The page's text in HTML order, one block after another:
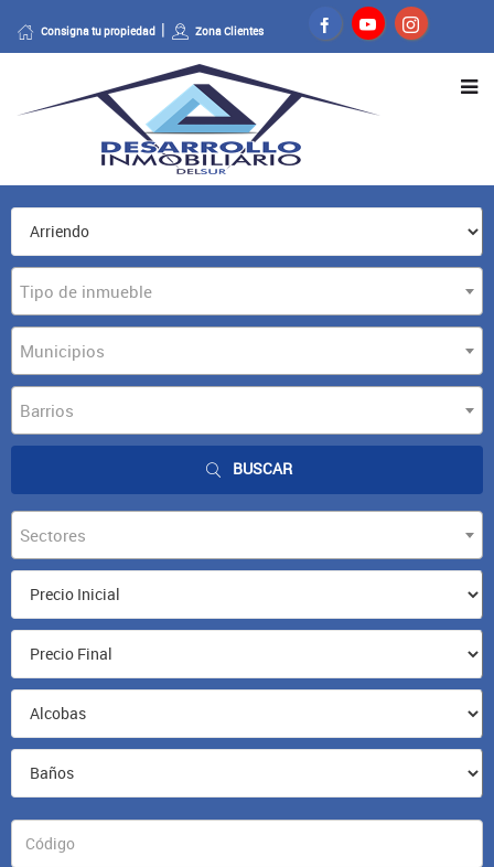
Consigna tu propiedad Zona Clientes
Tipo de inmueble
Municipios
Barrios
BUSCAR
Sectores